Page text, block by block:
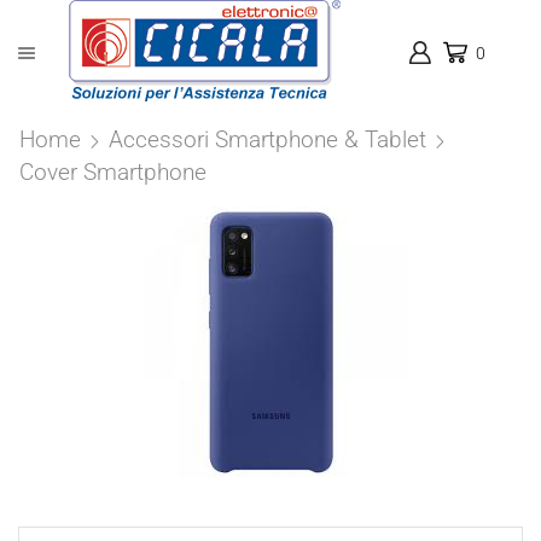
0
Home
Accessori Smartphone & Tablet
Cover Smartphone